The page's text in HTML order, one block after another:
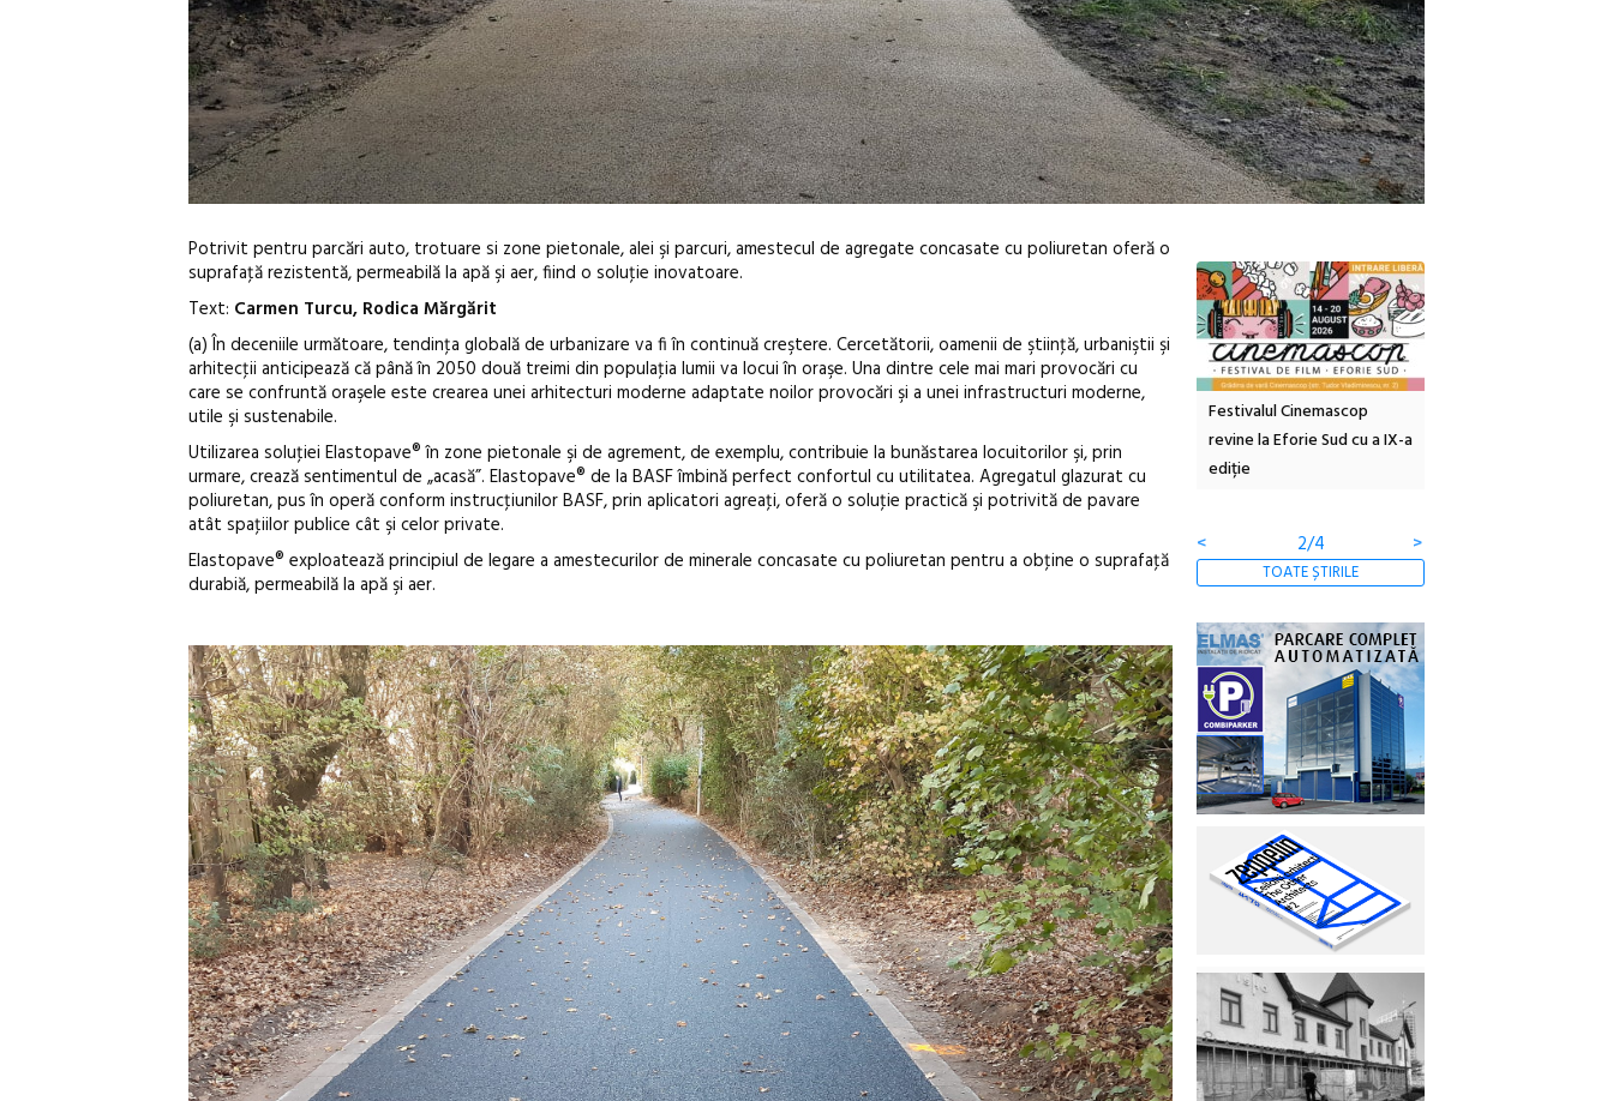
Potrivit pentru parcări auto, trotuare si zone pietonale, alei şi parcuri, amestecul de agregate concasate cu poliuretan oferă o
suprafaţă rezistentă, permeabilă la apă şi aer, fiind o soluţie inovatoare.
Text: Carmen Turcu, Rodica Mărgărit
(a) În deceniile următoare, tendinţa globală de urbanizare va fi în continuă creştere. Cercetătorii, oamenii de ştiinţă, urbaniştii şi
arhitecţii anticipează că până în 2050 două treimi din populaţia lumii va locui în oraşe. Una dintre cele mai mari provocări cu
care se confruntă oraşele este crearea unei arhitecturi moderne adaptate noilor provocări şi a unei infrastructuri moderne,
utile şi sustenabile.
Utilizarea soluţiei Elastopave® în zone pietonale şi de agrement, de exemplu, contribuie la bunăstarea locuitorilor şi, prin
urmare, crează sentimentul de „acasă”. Elastopave® de la BASF îmbină perfect confortul cu utilitatea. Agregatul glazurat cu
poliuretan, pus în operă conform instrucţiunilor BASF, prin aplicatori agreaţi, oferă o soluţie practică şi potrivită de pavare
atât spaţiilor publice cât şi celor private.
Elastopave® exploatează principiul de legare a amestecurilor de minerale concasate cu poliuretan pentru a obţine o suprafaţă
durabiă, permeabilă la apă şi aer.
revine la Eforie Sud cu a IX-a
ediție
Sleeping Beauties la Borsec:
dulceață de amintiri la
borcan, o cameră obscură și
<
3/4 >
TOATE ȘTIRILE